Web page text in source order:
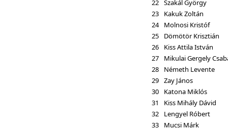
22 Szakál György
23
Kakuk Zoltán
24
Molnosi Kristóf
25
Dömötör Krisztián
26
Kiss Attila István
27
Mikulai Gergely
28
Németh Levente
29 Zay János
30
Katona Miklós
31
Kiss Mihály Dávid
32
Lengyel Róbert
33
Mucsi Márk